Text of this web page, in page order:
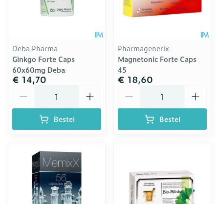
Deba Pharma
Ginkgo Forte Caps
60x60mg Deba
€ 14,70
Bestel
Pharmagenerix
Magnetonic Forte Caps
45
€ 18,60
Bestel